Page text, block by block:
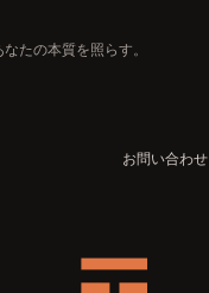
たの本質を照らす。
お問い合わせ